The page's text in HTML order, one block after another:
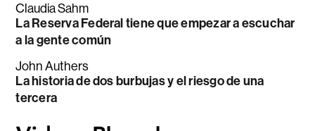
Claudia Sahm
La Reserva Federal tiene que empezar a escuchar
a la gente común
John Authers
La historia de dos burbujas y el riesgo de una
tercera